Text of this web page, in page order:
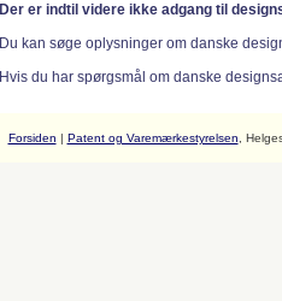
Der er indtil videre ikke adgang til
Du kan søge oplysninger om danske
Hvis du har spørgsmål om danske
Forsiden | Patent og Varemærkestyrelsen ,